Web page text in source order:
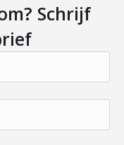
Schrijf